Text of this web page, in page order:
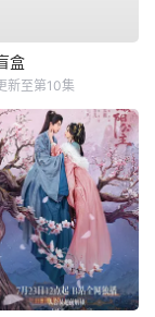
盒
新至第10集